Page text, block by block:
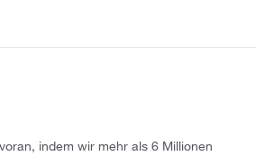
indem wir mehr als 6 Millionen